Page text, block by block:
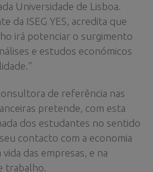
Universidade de Lisboa.
da ISEG YES, acredita que
irá potenciar o surgimento
e estudos económicos
de referência nas
pretende, com esta
dos estudantes no sentido
contacto com a economia
das empresas, e na
trabalho.